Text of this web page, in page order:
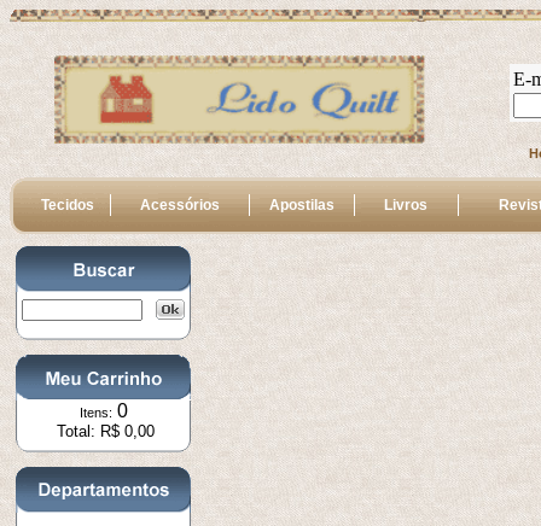
E-
Tecidos Acessórios Apostilas Livros
Itens: 0
Total: R$ 0,00